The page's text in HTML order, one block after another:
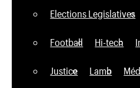
Elections Legislatives
Football Hi-tech
Justice Lamb